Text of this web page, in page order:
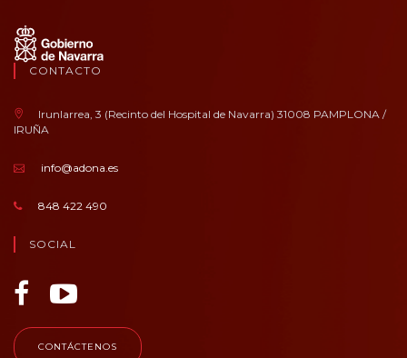
CONTACTO
Irunlarrea, 3 (Recinto del Hospital de Navarra) 31008 PAMPLONA /
IRUÑA
info@adona.es
848 422 490
SOCIAL
CONTÁCTENOS